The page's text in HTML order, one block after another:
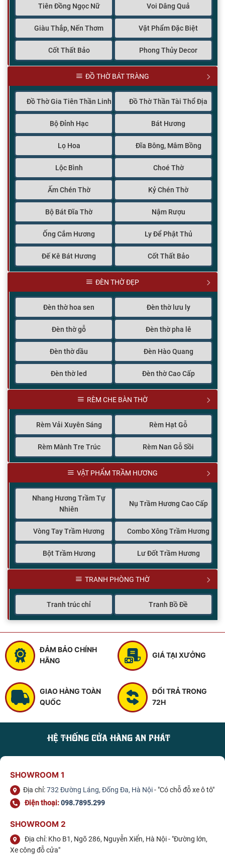
Tiên Đồng Ngọc Nữ Voi Dâng Quả
Giàu Thắp, Nến Thơm Vật Phẩm Đặc Biệt
Cốt Thất Bảo Phong Thủy Decor
ĐỒ THỜ BÁT TRÀNG
Đồ Thờ Gia Tiên Thần Linh Đồ Thờ Thần Tài Thổ Địa
Bộ Đỉnh Hạc Bát Hương
Lọ Hoa Đĩa Bông, Mâm Bồng
Lộc Bình Choé Thờ
Ấm Chén Thờ Kỷ Chén Thờ
Bộ Bát Đĩa Thờ Nậm Rượu
Ống Cắm Hương Ly Để Phật Thủ
Đế Kê Bát Hương Cốt Thất Bảo
ĐÈN THỜ ĐẸP
Đèn thờ hoa sen Đèn thờ lưu ly
Đèn thờ gỗ Đèn thờ pha lê
Đèn thờ dầu Đèn Hào Quang
Đèn thờ led Đèn thờ Cao Cấp
RÈM CHE BÀN THỜ
Rèm Vải Xuyên Sáng Rèm Hạt Gỗ
Rèm Mành Tre Trúc Rèm Nan Gỗ Sồi
VẬT PHẨM TRẦM HƯƠNG
Nhang Hương Trầm Tự
Nhiên
Nụ Trầm Hương Cao Cấp
Vòng Tay Trầm Hương Combo Xông Trầm Hương
Bột Trầm Hương Lư Đốt Trầm Hương
TRANH PHÒNG THỜ
Tranh trúc chỉ Tranh Bồ Đề
ĐẢM BẢO CHÍNH
HÃNG
GIÁ TẠI XƯỞNG
GIAO HÀNG TOÀN
QUỐC
ĐỔI TRẢ TRONG
72H
HỆ THỐNG CỬA HÀNG AN PHÁT
SHOWROOM 1
Địa chỉ:732 Đường Láng, Đống Đa, Hà Nội- "Có chỗ đỗ xe ô tô"
Điện thoại:098.7895.299
SHOWROOM 2
Địa chỉ: Kho B1, Ngõ 286, Nguyễn Xiển, Hà Nội - "Đường lớn,
Xe công đỗ cửa"